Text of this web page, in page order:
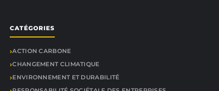
CATÉGORIES
ACTION CARBONE
CHANGEMENT CLIMATIQUE
ENVIRONNEMENT ET DURABILITÉ